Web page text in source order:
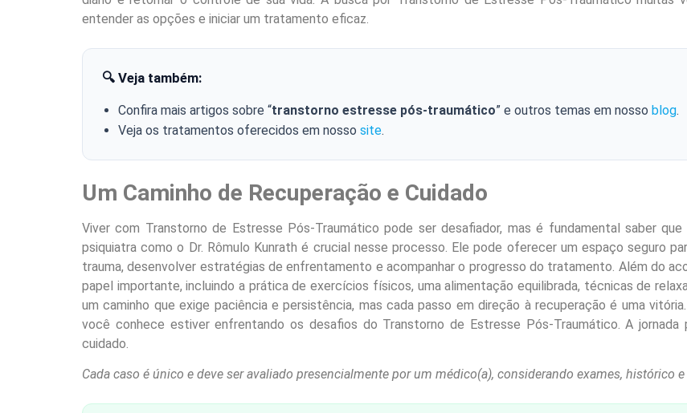
entender as opções e iniciar um tratamento eficaz.
🔍 Veja também:
Confira mais artigos sobre “transtorno estresse pós-traumático” e outros temas em nosso blog.
Veja os tratamentos oferecidos em nosso site.
Um Caminho de Recuperação e Cuidado
Viver com Transtorno de Estresse Pós-Traumático pode ser desafiador, mas é fundamental saber
psiquiatra como o Dr. Rômulo Kunrath é crucial nesse processo. Ele pode oferecer um espaço seguro
trauma, desenvolver estratégias de enfrentamento e acompanhar o progresso do tratamento. Além do
papel importante, incluindo a prática de exercícios físicos, uma alimentação equilibrada, técnicas de
um caminho que exige paciência e persistência, mas cada passo em direção à recuperação é uma
você conhece estiver enfrentando os desafios do Transtorno de Estresse Pós-Traumático. A
cuidado.
Cada caso é único e deve ser avaliado presencialmente por um médico(a), considerando exames, histórico